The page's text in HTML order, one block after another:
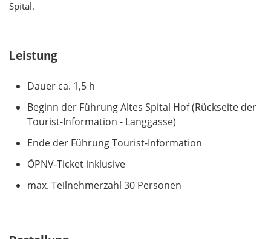
Spital.
Leistung
Dauer ca. 1,5 h
Beginn der Führung Altes Spital Hof (Rückseite der
Tourist-Information - Langgasse)
Ende der Führung Tourist-Information
ÖPNV-Ticket inklusive
max. Teilnehmerzahl 30 Personen